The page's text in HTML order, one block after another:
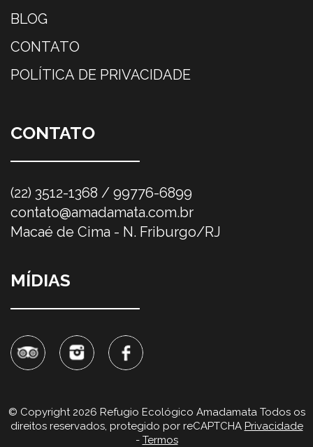
BLOG
CONTATO
POLÍTICA DE PRIVACIDADE
CONTATO
(22) 3512-1368 / 99776-6899
contato@amadamata.com.br
Macaé de Cima - N. Friburgo/RJ
MÍDIAS
© Copyright 2026 Refugio Ecológico Amadamata Todos os
direitos reservados, protegido por reCAPTCHA Privacidade
- Termos